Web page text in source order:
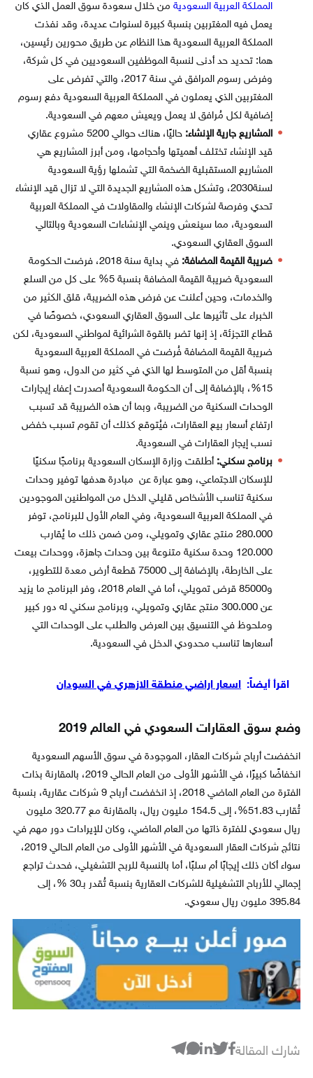
المملكة العربية السعوديةمن خلال سعودة سوق العمل الذي كان
يعمل فيه المغتربين بنسبة كبيرة لسنوات عديدة، وقد نفذت
المملكة العربية السعودية هذا النظام عن طريق محورين رئيسين،
هما: تحديد حد أدنى لنسبة الموظفين السعوديين في كل شركة،
وفرض رسوم المرافق في سنة 2017، والتي تفرض على
المغتربين الذي يعملون في المملكة العربية السعودية دفع رسوم
إضافية لكل مُرافق لا يعمل ويعيش معهم في السعودية.
المشاريع جارية الإنشاء:
حاليًا، هناك حوالي 5200 مشروع عقاري
قيد الإنشاء تختلف أهميتها وأحجامها، ومن أبرز المشاريع هي
المشاريع المستقبلية الضخمة التي تشملها رؤية السعودية
لسنة2030، وتشكل هذه المشاريع الجديدة التي لا تزال قيد الإنشاء
تحدي وفرصة لشركات الإنشاء والمقاولات في المملكة العربية
السعودية، مما سينعش وينمي الإنشاءات السعودية وبالتالي
السوق العقاري السعودي.
ضريبة القيمة المضافة:
في بداية سنة 2018، فرضت الحكومة
السعودية ضريبة القيمة المضافة بنسبة 5%
على كل من السلع
والخدمات، وحين أعلنت عن فرض هذه الضريبة، قلق الكثير من
الخبراء على تأثيرها على السوق العقاري السعودي، خصوصًا في
قطاع التجزئة، إذ إنها تضر بالقوة الشرائية لمواطني السعودية، لكن
ضريبة القيمة المضافة فُرضت في المملكة العربية السعودية
بنسبة أقل من المتوسط لها الذي في كثير من الدول، وهو نسبة
15%، بالإضافة إلى أن الحكومة السعودية
أصدرت إعفاء إيجارات
الوحدات السكنية من الضريبة، وبما أن هذه الضريبة قد تسبب
ارتفاع أسعار بيع العقارات، فيُتوقع كذلك أن تقوم تسبب خفض
نسب إيجار العقارات في السعودية.
برنامج سكني: أطلقت وزارة الإسكان السعودية برنامجًا سكنيًا
للإسكان الاجتماعي، وهو عبارة عن مبادرة هدفها توفير وحدات
سكنية تناسب الأشخاص قليلي الدخل من المواطنين الموجودين
في المملكة العربية السعودية، وفي العام الأول للبرنامج، توفر
280.000 منتج عقاري وتمويلي، ومن ضمن ذلك ما يُقارب
120.000 وحدة سكنية متنوعة بين وحدات جاهزة، ووحدات بيعت
على الخارطة، بالإضافة إلى 75000 قطعة أرض معدة للتطوير،
و85000 قرض تمويلي، أما في العام 2018، وفر البرنامج ما يزيد
عن 300.000 منتج عقاري وتمويلي، وبرنامج سكني له دور كبير
وملحوظ في التنسيق بين العرض والطلب على الوحدات التي
أسعارها تناسب محدودي الدخل في السعودية.
اقرأ أيضاً: اسعار اراضي منطقة الازهري في السودان
وضع سوق العقارات السعودي في العالم 2019
انخفضت أرباح شركات العقار، الموجودة في سوق الأسهم السعودية
انخفاضًا كبيرًا، في الأشهر الأولى من العام الحالي 2019، بالمقارنة بذات
الفترة من العام الماضي 2018، إذ انخفضت أرباح 9 شركات عقارية، بنسبة
تُقارب 51.83%، إلى 154.5 مليون ريال، بالمقارنة مع 320.77 مليون
ريال سعودي للفترة ذاتها من العام الماضي، وكان للإيرادات دور مهم في
نتائج شركات العقار السعودية في الأشهر الأولى من العام الحالي 2019،
سواء أكان ذلك إيجابًا أم سلبًا، أما بالنسبة للربح التشغيلي، فحدث تراجع
إجمالي للأرباح التشغيلية للشركات العقارية بنسبة تُقدر بـ30 %، إلى
395.84 مليون ريال سعودي.
شارك المقالة